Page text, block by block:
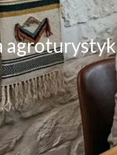
agroturystyk